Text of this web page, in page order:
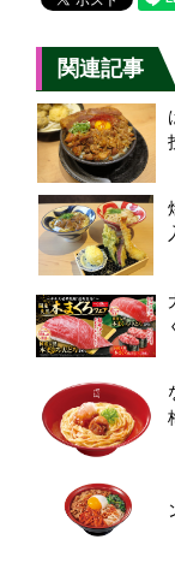
関連記事